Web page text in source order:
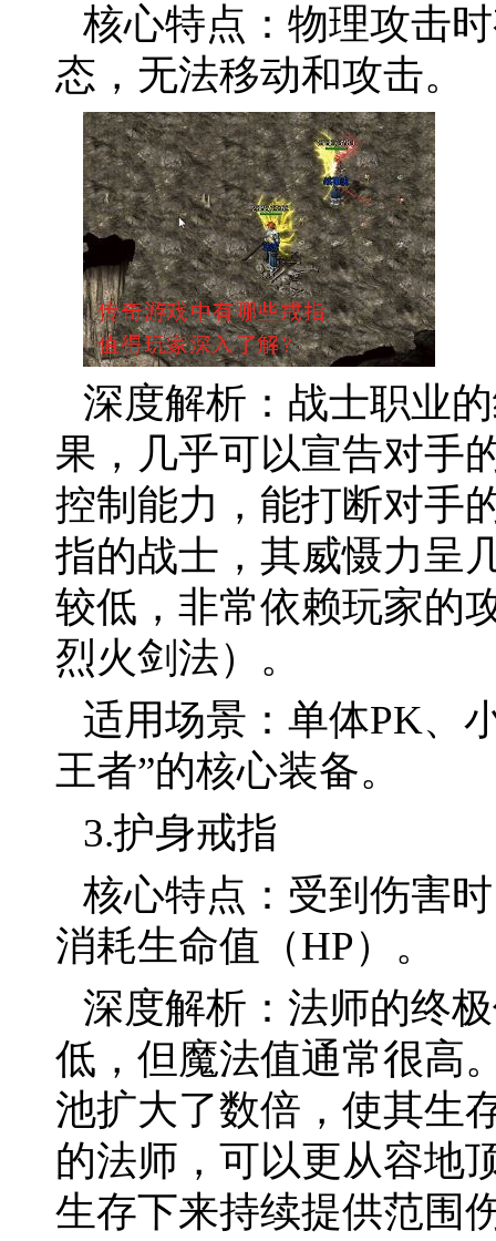
核心特点：物理攻击
态，无法移动和攻击。
深度解析：战士职业
果，几乎可以宣告对手
控制能力，能打断对手
指的战士，其威慑力呈
较低，非常依赖玩家的
烈火剑法）。
适用场景：单体PK、
王者”的核心装备。
3.护身戒指
核心特点：受到伤害
消耗生命值（HP）。
深度解析：法师的终
低，但魔法值通常很高
池扩大了数倍，使其生
的法师，可以更从容地
生存下来持续提供范围